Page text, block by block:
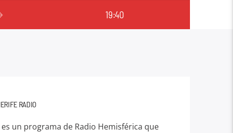
19:40
RADIO
un programa de Radio Hemisférica que